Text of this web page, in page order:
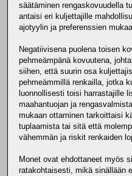
säätäminen rengaskovuudella
antaisi eri kuljettajille
ajotyylin ja preferenssien
Negatiivisena puolena toisen
pehmeämpänä kovuutena,
siihen, että suurin osa
pehmeämmillä renkailla, jotka
luonnollisesti toisi harrastajille
maahantuojan ja
mukaan ottaminen tarkoittaisi
tuplaamista tai sitä että
vähemmän ja riskit renkaiden
Monet ovat ehdottaneet myös
ratakohtaisesti, mikä sinällään